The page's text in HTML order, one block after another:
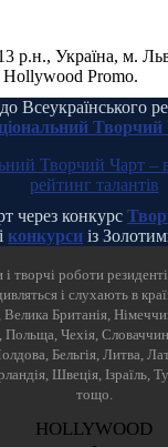
р.н., Україна, м.
Promo.
Всеукраїнського
через конкурс
конкурси із
і творчі роботи
і слухають в
Британія,
Польща, Чехія,
Бельгія, Литва,
Швеція, Ізраїль,
тощо.
HOLLYWOOD